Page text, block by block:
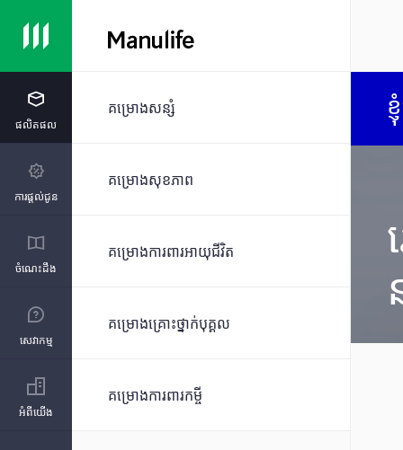
ផលិតផល
ការផ្ដល់ជូន
ចំណេះដឹង
សេវាកម្ម
អំពីយើង
គម្រោងសន្សំ
គម្រោងសុខភាព
គម្រោងការពារអាយុជីវិត
គម្រោងគ្រោះថ្នាក់បុគ្គល
គម្រោងការពារកម្ចី